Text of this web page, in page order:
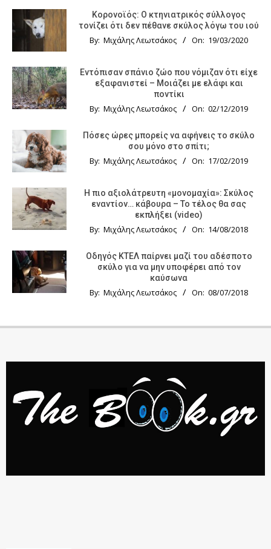
Κορονοϊός: Ο κτηνιατρικός σύλλογος
τονίζει ότι δεν πέθανε σκύλος λόγω του ιού
By: Μιχάλης Λεωτσάκος On: 19/03/2020
Εντόπισαν σπάνιο ζώο που νόμιζαν ότι είχε
εξαφανιστεί – Μοιάζει με ελάφι και
ποντίκι
By: Μιχάλης Λεωτσάκος On: 02/12/2019
Πόσες ώρες μπορείς να αφήνεις το σκύλο
σου μόνο στο σπίτι;
By: Μιχάλης Λεωτσάκος On: 17/02/2019
Η πιο αξιολάτρευτη «μονομαχία»: Σκύλος
εναντίον… κάβουρα – Το τέλος θα σας
εκπλήξει (video)
By: Μιχάλης Λεωτσάκος On: 14/08/2018
Οδηγός KTΕΛ παίρνει μαζί του αδέσποτο
σκύλο για να μην υποφέρει από τον
καύσωνα
By: Μιχάλης Λεωτσάκος On: 08/07/2018